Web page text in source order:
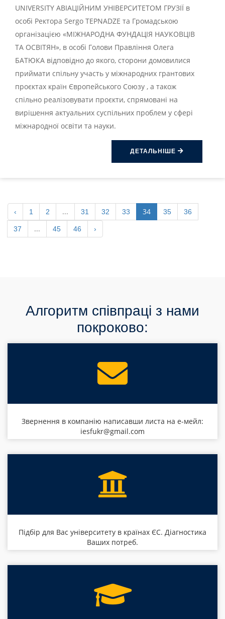
UNIVERSITY АВІАЦІЙНИМ УНІВЕРСИТЕТОМ ГРУЗІЇ в
особі Ректора Sergo TEPNADZE та Громадською
організацією «МІЖНАРОДНА ФУНДАЦІЯ НАУКОВЦІВ
ТА ОСВІТЯН», в особі Голови Правління Олега
БАТЮКА відповідно до якого, сторони домовилися
приймати спільну участь у міжнародних грантових
проєктах країн Європейського Союзу , а також
спільно реалізовувати проєкти, спрямовані на
вирішення актуальних суспільних проблем у сфері
міжнародної освіти та науки.
ДЕТАЛЬНІШЕ
‹ 1 2 ... 31 32 33 34 35 36
37 ... 45 46 ›
Алгоритм співпраці з нами
покроково:
Звернення в компанію написавши листа на е-мейл:
iesfukr@gmail.com
Підбір для Вас університету в країнах ЄС. Діагностика
Ваших потреб.